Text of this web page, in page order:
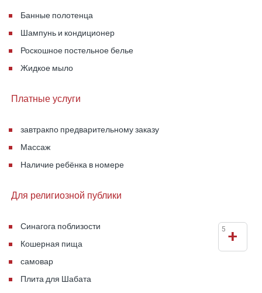
Банные полотенца
Шампунь и кондиционер
Роскошное постельное белье
Жидкое мыло
Платные услуги
завтракпо предварительному заказу
Массаж
Наличие ребёнка в номере
Для религиозной публики
Синагога поблизости
Кошерная пища
самовар
Плита для Шабата
+
5